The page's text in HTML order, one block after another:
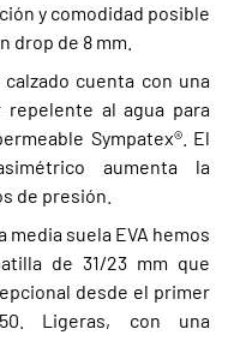
y comodidad posible
drop de 8 mm.
cuenta con una
al agua para
Sympatex®. El
aumenta la
de presión.
media suela EVA hemos
de 31/23 mm que
desde el primer
Ligeras, con una
Cerrar
AS